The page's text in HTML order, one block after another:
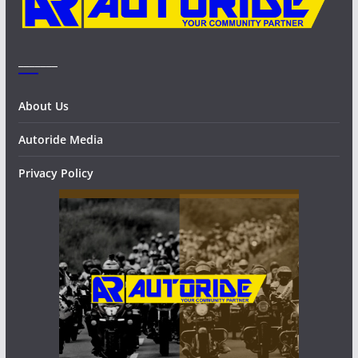
About Us
Autoride Media
Privacy Policy